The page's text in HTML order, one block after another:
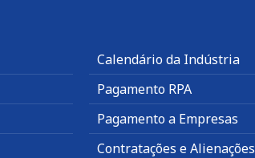
Calendário da Indústria
Pagamento RPA
Pagamento a Empresas
Contratações e Alienações